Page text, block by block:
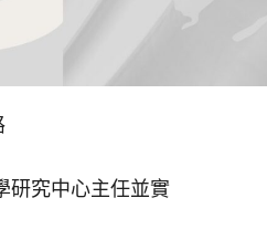
研究中心主任並實